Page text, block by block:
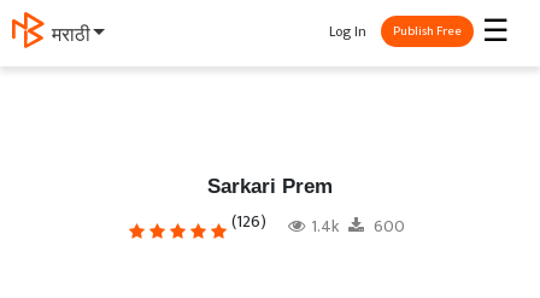
मराठी ☰
Log In Publish Free
Sarkari Prem
(126) 1.4k 600